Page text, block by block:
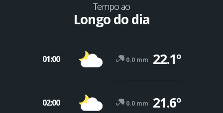
Tempo ao
Longo do dia
01:00 0.0 mm 22.1º
02:00 0.0 mm 21.6º